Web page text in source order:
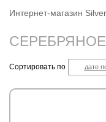
Интернет-магазин
Сортировать по дате